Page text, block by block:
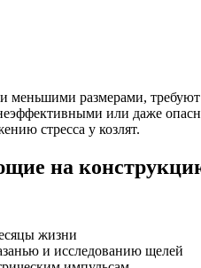
размерами,
или даже
стресса у козлят.
на
жизни
и исследованию щелей